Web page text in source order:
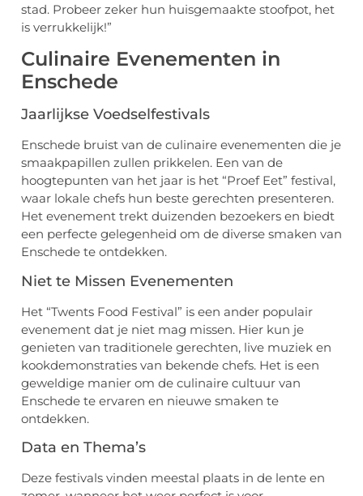
stad. Probeer zeker hun huisgemaakte stoofpot, het
is verrukkelijk!”
Culinaire Evenementen in
Enschede
Jaarlijkse Voedselfestivals
Enschede bruist van de culinaire evenementen die je
smaakpapillen zullen prikkelen. Een van de
hoogtepunten van het jaar is het “Proef Eet” festival,
waar lokale chefs hun beste gerechten presenteren.
Het evenement trekt duizenden bezoekers en biedt
een perfecte gelegenheid om de diverse smaken van
Enschede te ontdekken.
Niet te Missen Evenementen
Het “Twents Food Festival” is een ander populair
evenement dat je niet mag missen. Hier kun je
genieten van traditionele gerechten, live muziek en
kookdemonstraties van bekende chefs. Het is een
geweldige manier om de culinaire cultuur van
Enschede te ervaren en nieuwe smaken te
ontdekken.
Data en Thema’s
Deze festivals vinden meestal plaats in de lente en